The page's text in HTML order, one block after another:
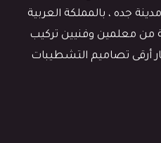
جده ، بالمملكة العربية
من معلمين وفنيين تركيب
أرقى تصاميم التشطيبات